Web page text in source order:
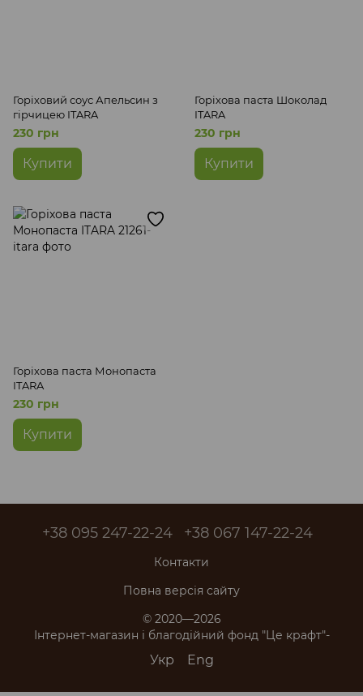
Горіховий соус Апельсин з
гірчицею ITARA
230 грн
Купити
Горіхова паста Шоколад
ITARA
230 грн
Купити
Горіхова паста Монопаста
ITARA
230 грн
Купити
+38 095 247-22-24 +38 067 147-22-24
Контакти
Повна версія сайту
© 2020—2026
Інтернет-магазин і благодійний фонд "Це крафт"-
Укр Eng